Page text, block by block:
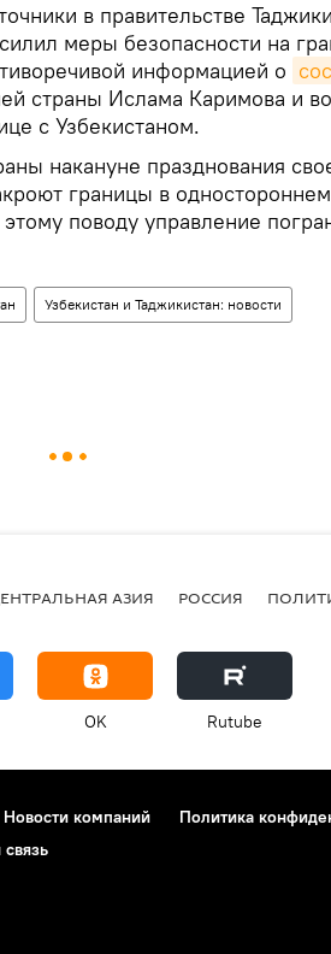
в правительстве
меры безопасности на
информацией о
страны Ислама Каримова и
с Узбекистаном.
накануне празднования
границы в
поводу управление
Узбекистан и Таджикистан: новости
АЗИЯ РОССИЯ
OK Rutube
Новости компаний Политика